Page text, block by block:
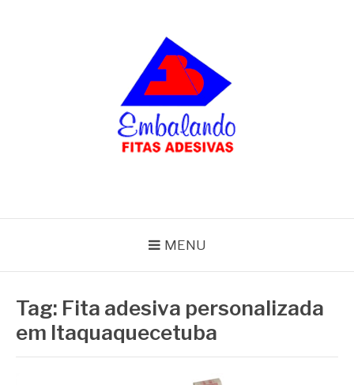
MENU
Tag: Fita adesiva personalizada
em Itaquaquecetuba